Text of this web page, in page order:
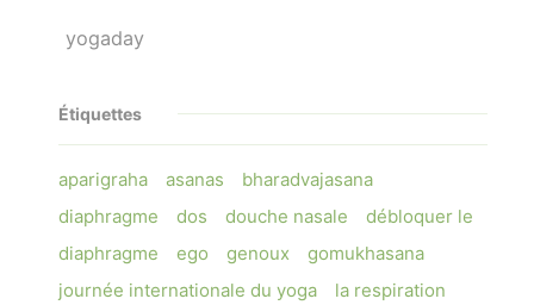
yogaday
Étiquettes
aparigraha asanas
bharadvajasana
diaphragme
dos douche nasale
débloquer le
diaphragme
ego genoux
gomukhasana
journée internationale du yoga
la respiration